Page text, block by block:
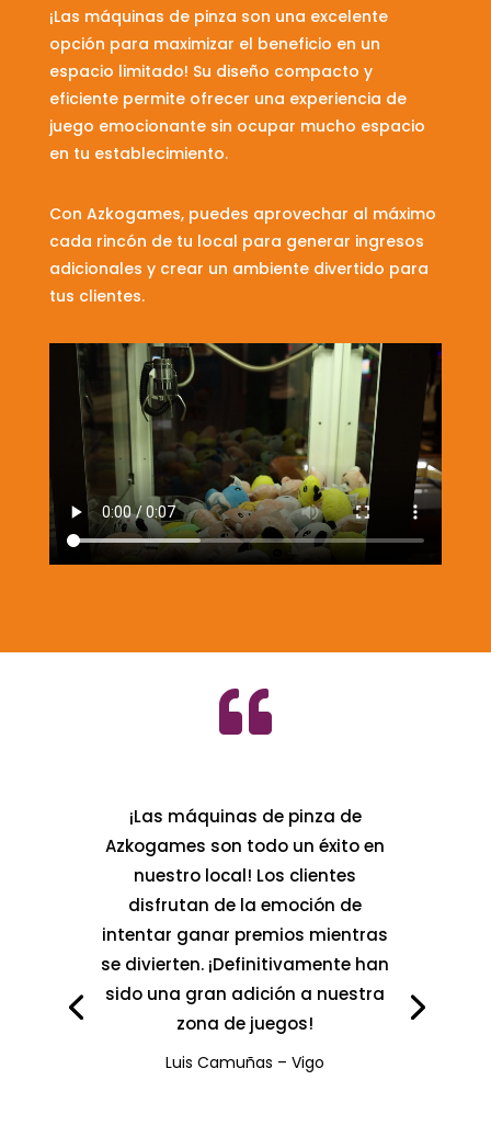
¡Las máquinas de pinza son una excelente
opción para maximizar el beneficio en un
espacio limitado! Su diseño compacto y
eficiente permite ofrecer una experiencia de
juego emocionante sin ocupar mucho espacio
en tu establecimiento.
Con Azkogames, puedes aprovechar al máximo
cada rincón de tu local para generar ingresos
adicionales y crear un ambiente divertido para
tus clientes.

¡Las máquinas de pinza de
Azkogames son todo un éxito en
nuestro local! Los clientes
disfrutan de la emoción de
intentar ganar premios mientras
se divierten. ¡Definitivamente han
sido una gran adición a nuestra
zona de juegos!
Luis Camuñas – Vigo